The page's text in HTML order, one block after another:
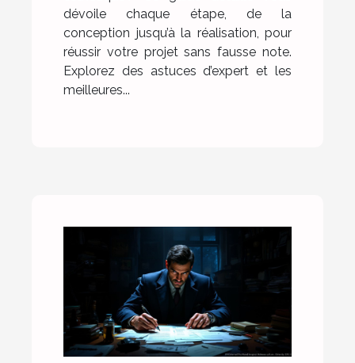
dévoile chaque étape, de la
conception jusqu’à la réalisation, pour
réussir votre projet sans fausse note.
Explorez des astuces d’expert et les
meilleures...